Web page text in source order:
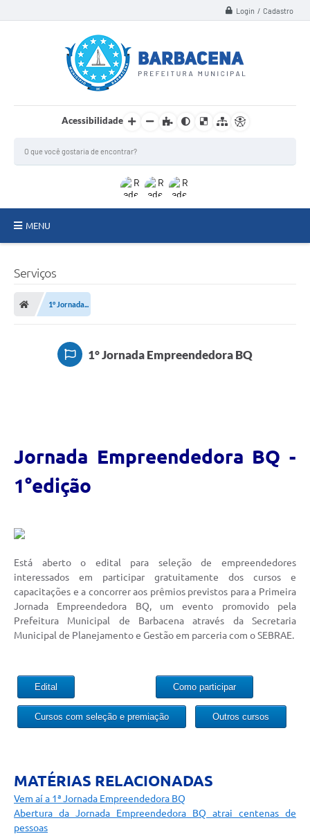
Login / Cadastro
Acessibilidade
MENU
Meio Ambiente
Visite Barbacena
PPP
PPA - PLANO PLURIANUAL 2026/2029
PCA (Planos de Contratações Anuais)
E-SUS
Conta de água (SAS)
PNAB 2026 - Ciclo 2
Revistas
Plano Diretor e Mobilidade Urbana
3º Jornada Empreendedora BQ
Festival Gastronômico
Serviços
1° Jornada...
1° Jornada Empreendedora BQ
Jornada Empreendedora BQ -
1°edição
Está aberto o edital para seleção de empreendedores
interessados em participar gratuitamente dos cursos e
capacitações e a concorrer aos prêmios previstos para a Primeira
Jornada Empreendedora BQ, um evento promovido pela
Prefeitura Municipal de Barbacena através da Secretaria
Municipal de Planejamento e Gestão em parceria com o SEBRAE.
Edital Como participar
Cursos com seleção e premiação Outros cursos
MATÉRIAS RELACIONADAS
Vem aí a 1ª Jornada Empreendedora BQ
Abertura da Jornada Empreendedora BQ atrai centenas de
pessoas